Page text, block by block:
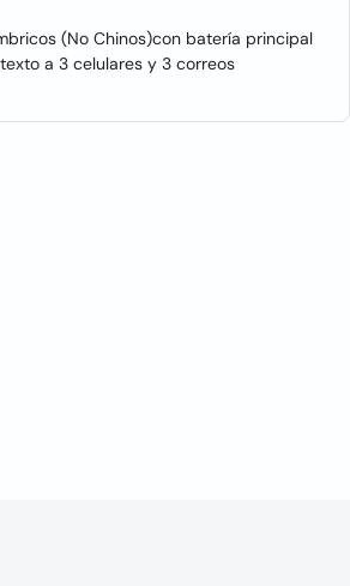
(No Chinos)con batería principal
a 3 celulares y 3 correos